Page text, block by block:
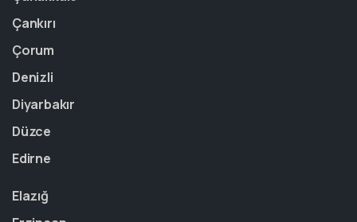
Çankırı
Çorum
Denizli
Diyarbakır
Düzce
Edirne
Elazığ